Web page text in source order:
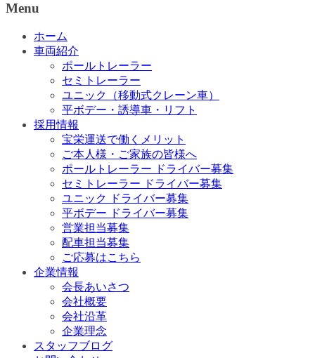
Menu
ホーム
車両紹介
ポールトレーラー
セミトレーラー
ユニック（移動式クレーン車）
平ボデー・誘導車・リフト
採用情報
宝栄運送で働くメリット
ご本人様・ご家族の皆様へ
ポールトレーラー ドライバー募集
セミトレーラー ドライバー募集
ユニック ドライバー募集
平ボデー ドライバー募集
営業担当募集
配車担当募集
ご応募はこちら
企業情報
会長あいさつ
会社概要
会社沿革
企業理念
スタッフブログ